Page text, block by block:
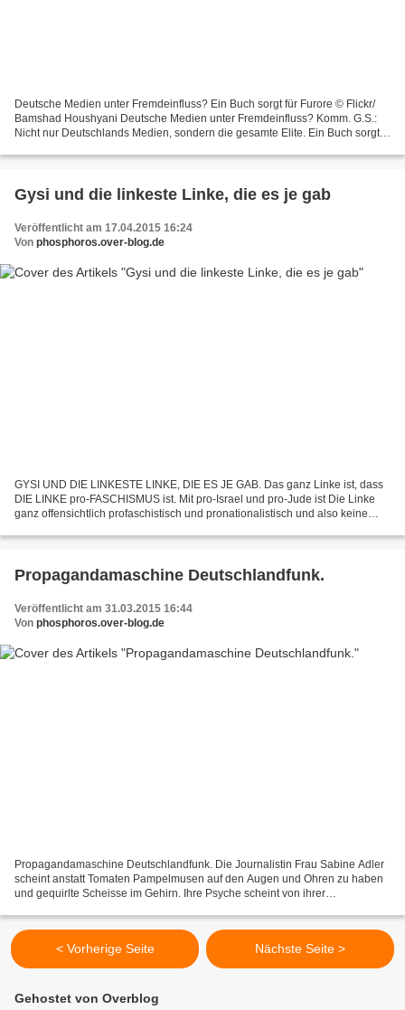
Deutsche Medien unter Fremdeinfluss? Ein Buch sorgt für Furore © Flickr/
Bamshad Houshyani Deutsche Medien unter Fremdeinfluss? Komm. G.S.:
Nicht nur Deutschlands Medien, sondern die gesamte Elite. Ein Buch sorgt
Gysi und die linkeste Linke, die es je gab
Veröffentlicht am 17.04.2015 16:24
Von phosphoros.over-blog.de
GYSI UND DIE LINKESTE LINKE, DIE ES JE GAB. Das ganz Linke ist, dass
DIE LINKE pro-FASCHISMUS ist. Mit pro-Israel und pro-Jude ist Die Linke
ganz offensichtlich profaschistisch und pronationalistisch und also keine
Propagandamaschine Deutschlandfunk.
Veröffentlicht am 31.03.2015 16:44
Von phosphoros.over-blog.de
Propagandamaschine Deutschlandfunk. Die Journalistin Frau Sabine Adler
scheint anstatt Tomaten Pampelmusen auf den Augen und Ohren zu haben
und gequirlte Scheisse im Gehirn. Ihre Psyche scheint von ihrer
< Vorherige Seite Nächste Seite >
Gehostet von Overblog